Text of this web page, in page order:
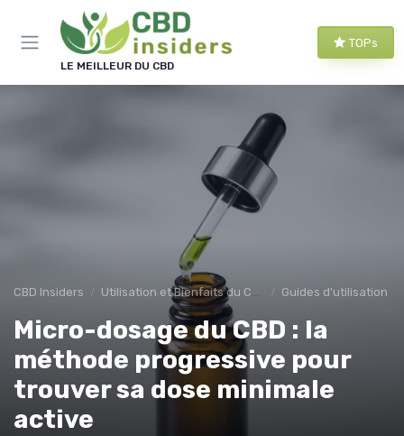
LE MEILLEUR DU CBD
TOPs
CBD Insiders Utilisation et Bienfaits du CBD Guides d'utilisation
Micro-dosage du CBD : la
méthode progressive pour
trouver sa dose minimale
active
Panneau de gestion des cookies